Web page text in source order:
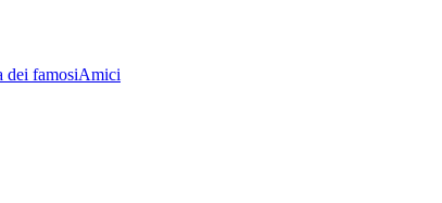
dei famosiAmici